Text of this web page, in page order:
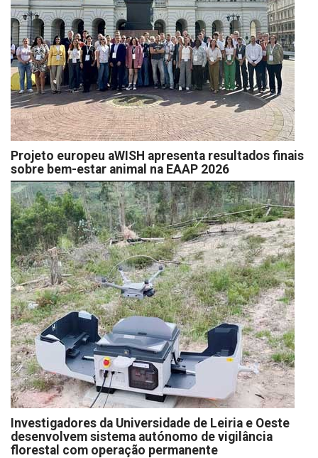
Projeto europeu aWISH apresenta resultados finais
sobre bem-estar animal na EAAP 2026
Investigadores da Universidade de Leiria e Oeste
desenvolvem sistema autónomo de vigilância
florestal com operação permanente